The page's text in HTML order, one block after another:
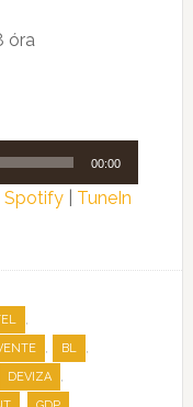
óra
00:00
Spotify| TuneIn
,
, BL ,
DEVIZA ,